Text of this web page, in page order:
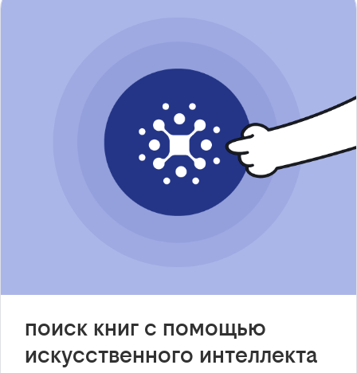
поиск книг с помощью
искусственного интеллекта